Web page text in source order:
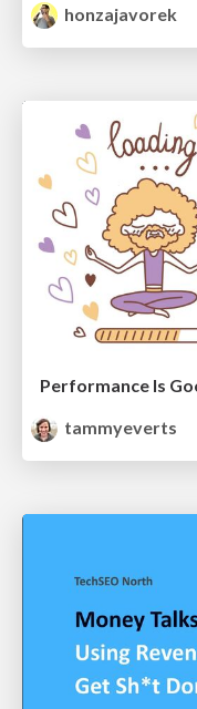
honzajavorek
tammyeverts